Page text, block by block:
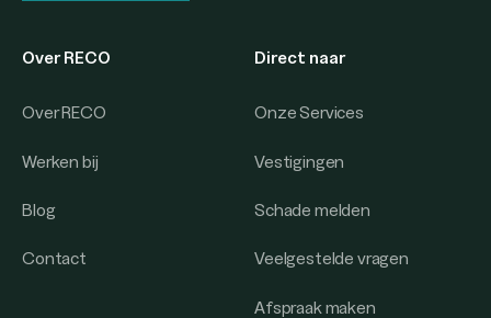
Over RECO
Over RECO
Werken bij
Blog
Contact
Direct naar
Onze Services
Vestigingen
Schade melden
Veelgestelde vragen
Afspraak maken